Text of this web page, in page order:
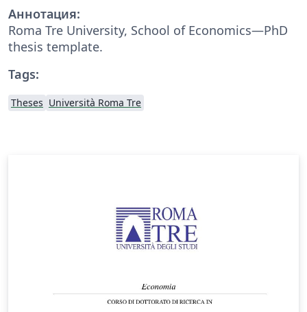
Аннотация:
Roma Tre University, School of Economics—PhD
thesis template.
Tags:
Theses Università Roma Tre